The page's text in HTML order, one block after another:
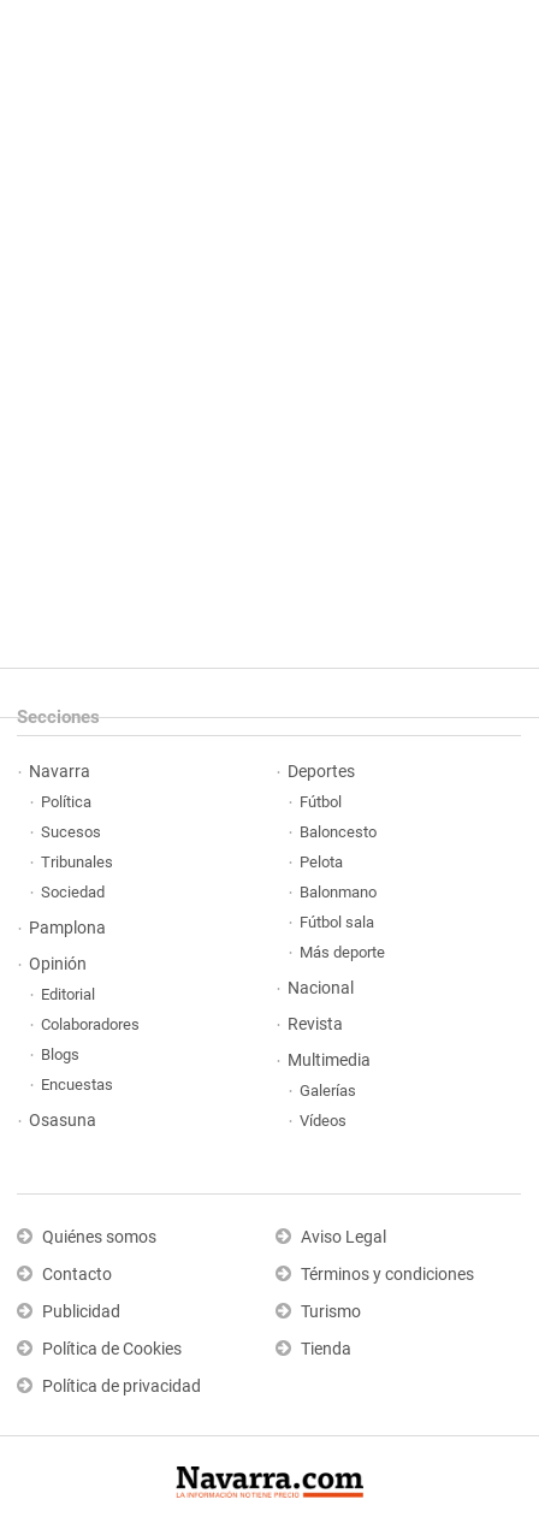
Secciones
Navarra
Política
Sucesos
Tribunales
Sociedad
Pamplona
Opinión
Editorial
Colaboradores
Blogs
Encuestas
Osasuna
Deportes
Fútbol
Baloncesto
Pelota
Balonmano
Fútbol sala
Más deporte
Nacional
Revista
Multimedia
Galerías
Vídeos
Quiénes somos
Contacto
Publicidad
Política de Cookies
Política de privacidad
Aviso Legal
Términos y condiciones
Turismo
Tienda